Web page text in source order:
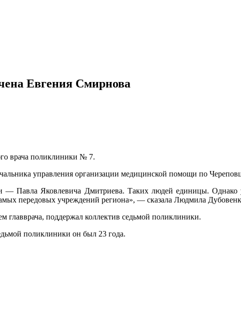
Евгения Смирнова
врача поликлиники № 7.
управления организации медицинской помощи по
— Павла Яковлевича Дмитриева. Таких людей единицы. Однако
передовых учреждений региона», — сказала Людмила
главврача, поддержал коллектив седьмой поликлиники.
поликлиники он был 23 года.